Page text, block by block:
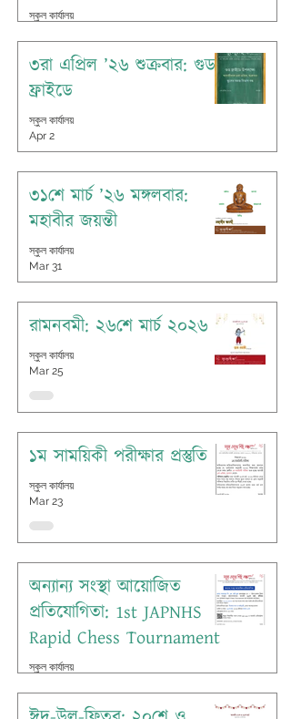
স্কুল কার্যালয়
৩রা এপ্রিল ’২৬ শুক্রবার: গুড
ফ্রাইডে
স্কুল কার্যালয়
Apr 2
৩১শে মার্চ ’২৬ মঙ্গলবার:
মহাবীর জয়ন্তী
স্কুল কার্যালয়
Mar 31
রামনবমী: ২৬শে মার্চ ২০২৬
স্কুল কার্যালয়
Mar 25
১ম সাময়িকী পরীক্ষার প্রস্তুতি
স্কুল কার্যালয়
Mar 23
অন্যান্য সংস্থা আয়োজিত
প্রতিযোগিতা: 1st JAPNHS
Rapid Chess Tournament
স্কুল কার্যালয়